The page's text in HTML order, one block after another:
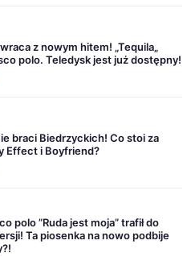
z nowym hitem! „Tequila„
polo. Teledysk jest już dostępny!
braci Biedrzyckich! Co stoi za
Effect i Boyfriend?
polo ”Ruda jest moja” trafił do
Ta piosenka na nowo podbije